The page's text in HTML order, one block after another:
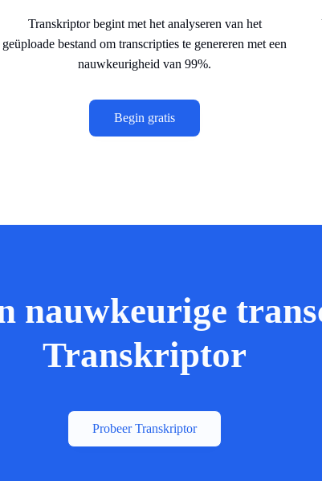
Transkriptor begint met het analyseren van het
geüploade bestand om transcripties te genereren met een
nauwkeurigheid van 99%.
Begin gratis
nauwkeurige
Transkriptor
Probeer Transkriptor